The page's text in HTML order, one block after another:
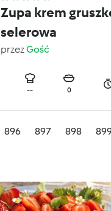
Zupa krem
selerowa
przezGość
-- 0
896 897 898